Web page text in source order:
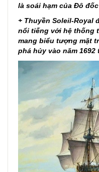
là soái hạm của Đô
+ Thuyền Soleil-Royal
nổi tiếng với hệ thống
mang biểu tượng mặt
phá hủy vào năm